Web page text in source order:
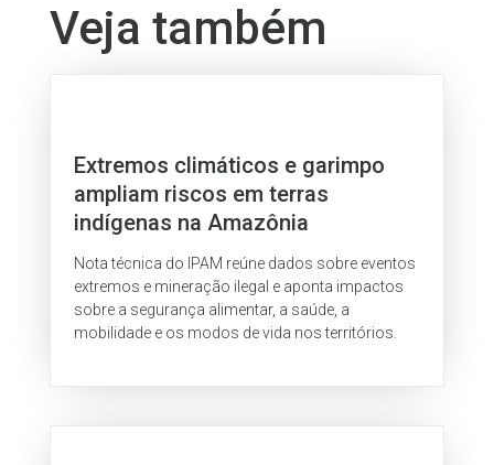
Veja também
Extremos climáticos e garimpo
ampliam riscos em terras
indígenas na Amazônia
Nota técnica do IPAM reúne dados sobre eventos
extremos e mineração ilegal e aponta impactos
sobre a segurança alimentar, a saúde, a
mobilidade e os modos de vida nos territórios.